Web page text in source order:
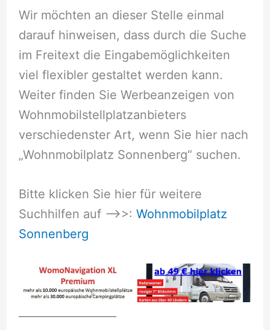
Wir möchten an dieser Stelle einmal
darauf hinweisen, dass durch die Suche
im Freitext die Eingabemöglichkeiten
viel flexibler gestaltet werden kann.
Weiter finden Sie Werbeanzeigen von
Wohnmobilstellplatzanbieters
verschiedenster Art, wenn Sie hier nach
„Wohnmobilplatz Sonnenberg“ suchen.
Bitte klicken Sie hier für weitere
Suchhilfen auf –>>: Wohnmobilplatz
Sonnenberg